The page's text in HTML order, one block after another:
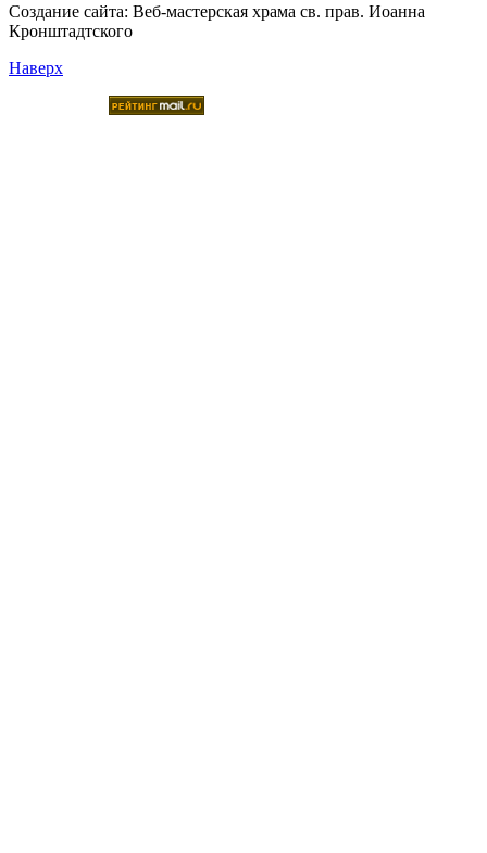
Создание сайта: Веб-мастерская храма св. прав. Иоанна
Кронштадтского
Наверх